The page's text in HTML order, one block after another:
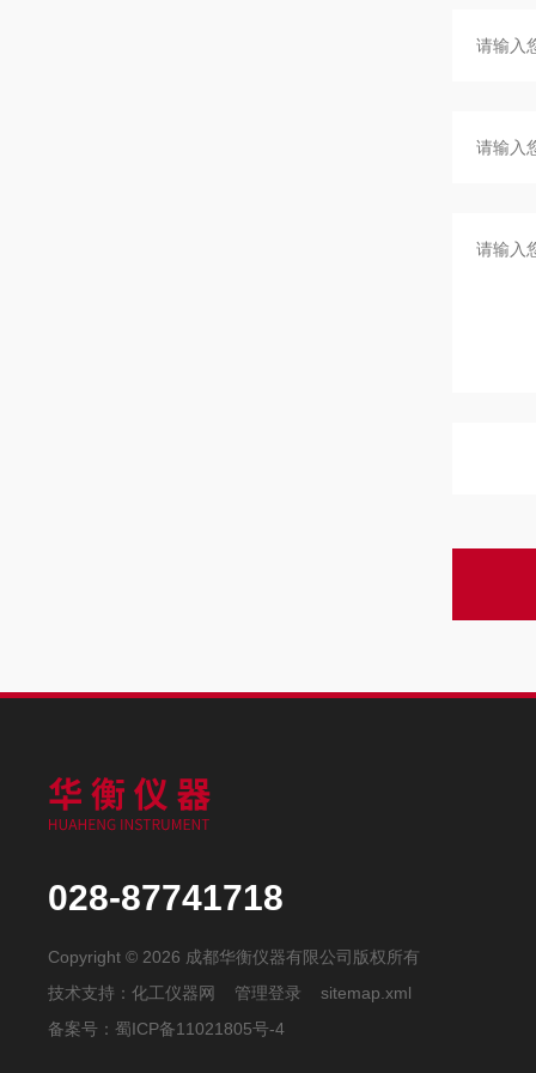
028-87741718
Copyright © 2026 成都华衡仪器有限公司版权所有
技术支持：化工仪器网 管理登录
sitemap.xml
备案号：蜀ICP备11021805号-4